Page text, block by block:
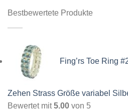
Bestbewertete Produkte
Fing’rs Toe Ring
Zehen Strass Größe variabel
Bewertet mit5.00 von 5